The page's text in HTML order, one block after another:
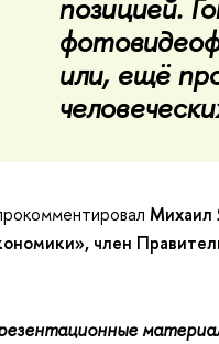
позицией.
или, ещё
Михаил
член